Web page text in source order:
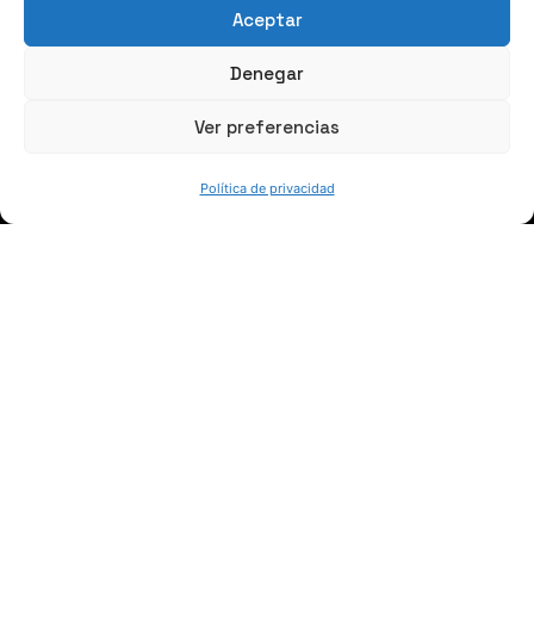
Aceptar
Denegar
Ver preferencias
Política de privacidad